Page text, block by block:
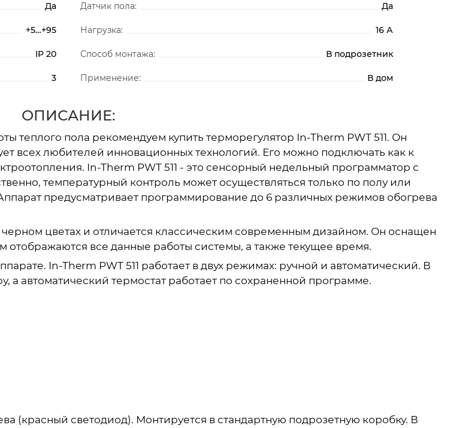
Да Датчик пола: Да
+5…+95 Нагрузка: 16 А
IP 20 Способ монтажа: В подрозетник
3 Применение: В дом
ОПИСАНИЕ:
теплого пола рекомендуем купить терморегулятор In-Therm PWT 511. Он
всех любителей инновационных технологий. Его можно подключать как к
In-Therm PWT 511 - это сенсорный недельный программатор с
температурный контроль может осуществляться только по полу или
предусматривает программирование до 6 различных режимов обогрева
цветах и отличается классическим современным дизайном. Он оснащен
все данные работы системы, а также текущее время.
In-Therm PWT 511 работает в двух режимах: ручной и автоматический. В
автоматический термостат работает по сохраненной программе.
(красный светодиод). Монтируется в стандартную подрозетную коробку. В